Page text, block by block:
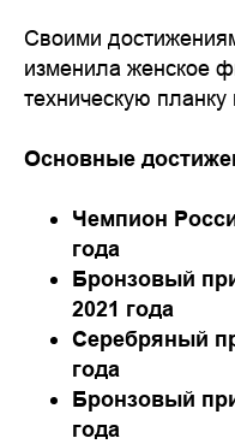
Своими
изменила женское
техническую
Основные
Чемпион
года
Бронзовый
2021 года
Серебряный
года
Бронзовый
года